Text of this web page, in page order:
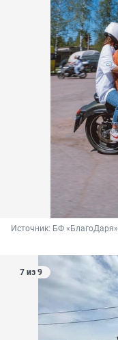
Источник: БФ «БлагоДаря»
7 из 9